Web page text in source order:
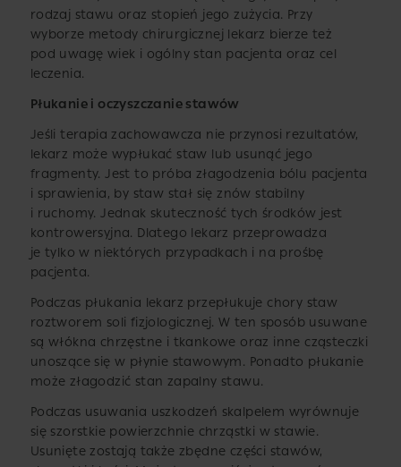
rodzaj stawu oraz stopień jego zużycia. Przy
wyborze metody chirurgicznej lekarz bierze też
pod uwagę wiek i ogólny stan pacjenta oraz cel
leczenia.
Płukanie i oczyszczanie stawów
Jeśli terapia zachowawcza nie przynosi rezultatów,
lekarz może wypłukać staw lub usunąć jego
fragmenty. Jest to próba złagodzenia bólu pacjenta
i sprawienia, by staw stał się znów stabilny
i ruchomy. Jednak skuteczność tych środków jest
kontrowersyjna. Dlatego lekarz przeprowadza
je tylko w niektórych przypadkach i na prośbę
pacjenta.
Podczas płukania lekarz przepłukuje chory staw
roztworem soli fizjologicznej. W ten sposób usuwane
są włókna chrzęstne i tkankowe oraz inne cząsteczki
unoszące się w płynie stawowym. Ponadto płukanie
może złagodzić stan zapalny stawu.
Podczas usuwania uszkodzeń skalpelem wyrównuje
się szorstkie powierzchnie chrząstki w stawie.
Usunięte zostają także zbędne części stawów,